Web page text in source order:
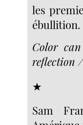
les
ébullition.
Color
reflection
★
Sam